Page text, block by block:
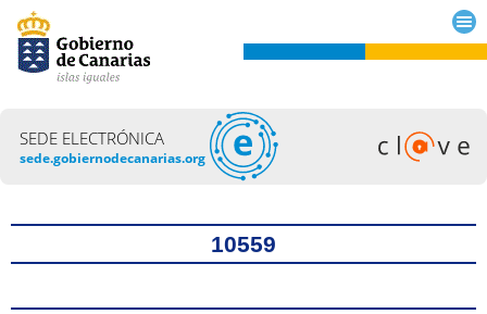
SEDE ELECTRÓNICA
sede.gobiernodecanarias.org
10559